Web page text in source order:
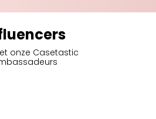
onze Casetastic